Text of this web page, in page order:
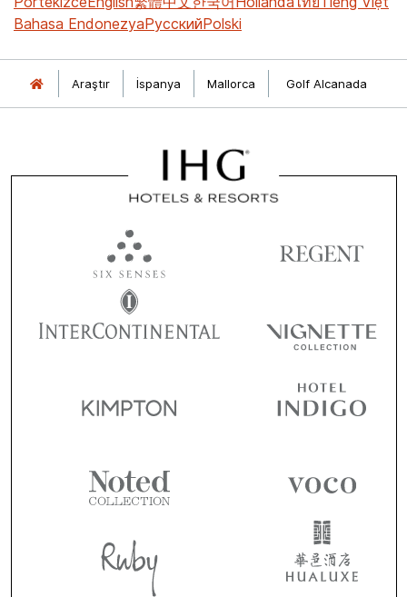
Bahasa EndonezyaРусскийPolski
Araştır İspanya Mallorca Golf Alcanada